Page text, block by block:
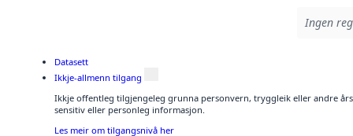
Ingen
Datasett
Ikkje-allmenn tilgang
Ikkje offentleg tilgjengeleg grunna personvern, tryggleik eller andre
sensitiv eller personleg informasjon.
Les meir om tilgangsnivå her